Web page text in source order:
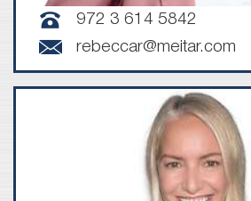
972 3 614 5842
rebeccar@meitar.com